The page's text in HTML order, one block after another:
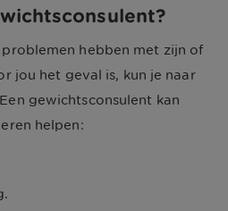
hebben met zijn of
jou het geval is, kun je naar
gewichtsconsulent kan
helpen: